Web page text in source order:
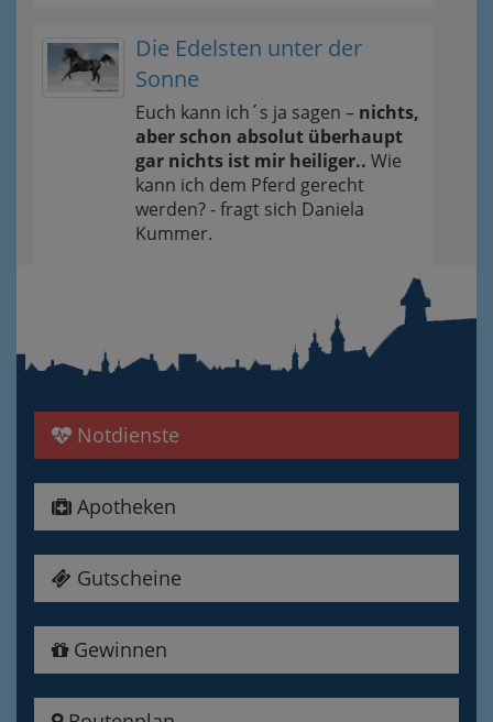
Die Edelsten unter der
Sonne
Euch kann ich´s ja sagen – nichts,
aber schon absolut überhaupt
gar nichts ist mir heiliger.. Wie
kann ich dem Pferd gerecht
werden? - fragt sich Daniela
Kummer.
Notdienste
Apotheken
Gutscheine
Gewinnen